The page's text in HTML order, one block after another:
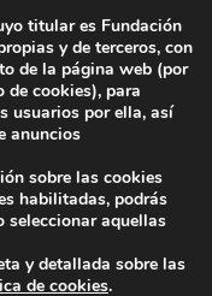
titular es Fundación
y de terceros, con
de la página web (por
de cookies), para
usuarios por ella, así
anuncios
sobre las cookies
habilitadas, podrás
seleccionar aquellas
y detallada sobre las
de cookies.